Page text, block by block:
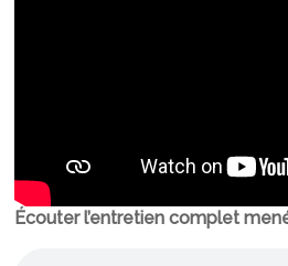
Écouter l’entretien complet